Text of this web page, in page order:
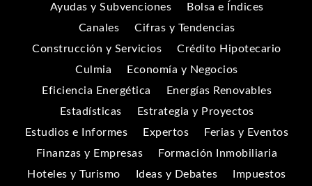
Ayudas y Subvenciones
Bolsa e Índices
Canales
Cifras y Tendencias
Construcción y Servicios
Crédito Hipotecario
Culmia
Economía y Negocios
Eficiencia Energética
Energías Renovables
Estadísticas
Estrategia y Proyectos
Estudios e Informes
Expertos
Ferias y Eventos
Finanzas y Empresas
Formación Inmobiliaria
Hoteles y Turismo
Ideas y Debates
Impuestos